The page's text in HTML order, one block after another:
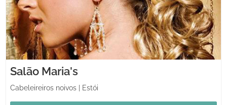
Salão Maria's
Cabeleireiros noivos Estói